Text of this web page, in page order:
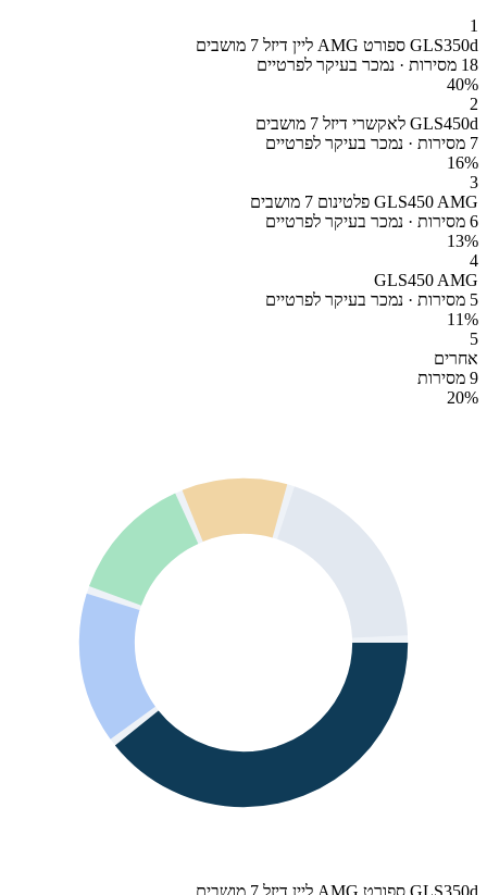
1
GLS350d ספורט AMG ליין דיזל 7 מושבים
18 מסירות · נמכר בעיקר לפרטיים
40%
2
GLS450d לאקשרי דיזל 7 מושבים
7 מסירות · נמכר בעיקר לפרטיים
16%
3
GLS450 AMG פלטינום 7 מושבים
6 מסירות · נמכר בעיקר לפרטיים
13%
4
GLS450 AMG
5 מסירות · נמכר בעיקר לפרטיים
11%
5
אחרים
9 מסירות
20%